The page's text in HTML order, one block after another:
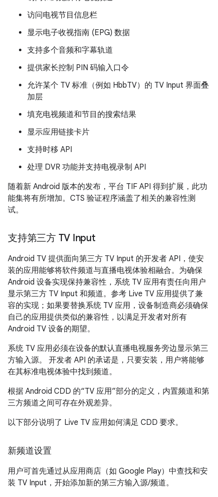
访问电视节目信息栏
显示电子收视指南 (EPG) 数据
支持多个音频和字幕轨道
提供家长控制 PIN 码输入口令
允许某个 TV 标准（例如 HbbTV）的 TV Input 界面叠
加层
填充电视频道和节目的搜索结果
显示应用链接卡片
支持时移 API
处理 DVR 功能并支持电视录制 API
随着新 Android 版本的发布，平台 TIF API 得到扩展，此功
能集将有所增加。CTS 验证程序涵盖了相关的兼容性测
试。
支持第三方 TV Input
Android TV 提供面向第三方 TV Input 的开发者 API，使安
装的应用能够将软件频道与直播电视体验相融合。为确保
Android 设备实现保持兼容性，系统 TV 应用有责任向用户
显示第三方 TV Input 和频道。参考 Live TV 应用提供了兼
容的实现；如果要替换系统 TV 应用，设备制造商必须确保
自己的应用提供类似的兼容性，以满足开发者对所有
Android TV 设备的期望。
系统 TV 应用必须在设备的默认直播电视服务旁边显示第三
方输入源。 开发者 API 的承诺是，只要安装，用户将能够
在其标准电视体验中找到频道。
根据 Android CDD 的“TV 应用”部分的定义，内置频道和第
三方频道之间可存在外观差异。
以下部分说明了 Live TV 应用如何满足 CDD 要求。
新频道设置
用户可首先通过从应用商店（如 Google Play）中查找和安
装 TV Input，开始添加新的第三方输入源/频道。